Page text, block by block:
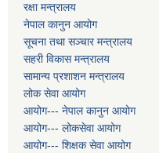
रक्षा मन्त्रालय
नेपाल कानुन आयोग
सूचना तथा सञ्चार मन्त्रालय
सहरी विकास मन्त्रालय
सामान्य प्रशाशन मन्त्रालय
लोक सेवा आयोग
आयोग--- नेपाल कानुन आयोग
आयोग--- लोकसेवा आयोग
आयोग--- शिक्षक सेवा आयोग